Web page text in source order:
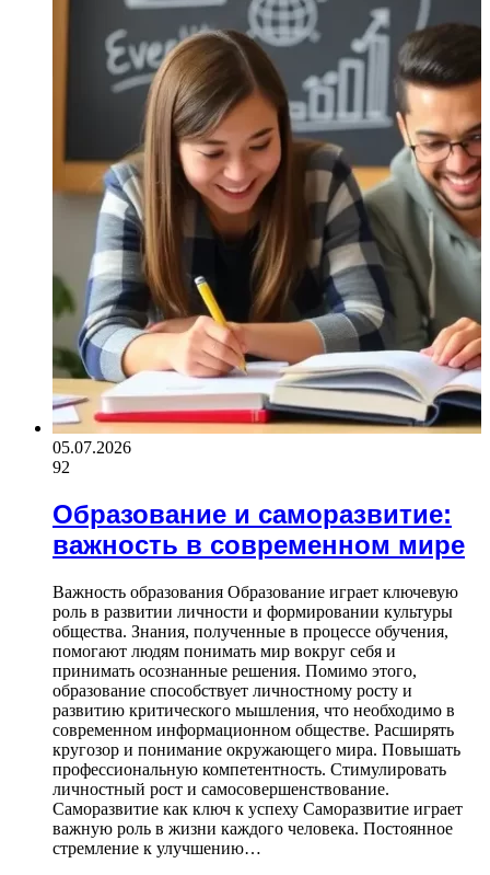
05.07.2026
92
Образование и саморазвитие:
важность в современном мире
Важность образования Образование играет ключевую
роль в развитии личности и формировании культуры
общества. Знания, полученные в процессе обучения,
помогают людям понимать мир вокруг себя и
принимать осознанные решения. Помимо этого,
образование способствует личностному росту и
развитию критического мышления, что необходимо в
современном информационном обществе. Расширять
кругозор и понимание окружающего мира. Повышать
профессиональную компетентность. Стимулировать
личностный рост и самосовершенствование.
Саморазвитие как ключ к успеху Саморазвитие играет
важную роль в жизни каждого человека. Постоянное
стремление к улучшению…